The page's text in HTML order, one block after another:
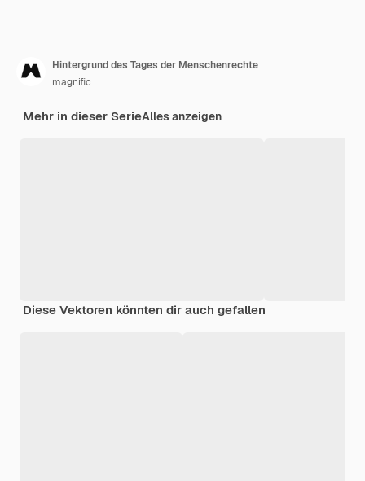
Hintergrund des Tages der Menschenrechte
magnific
Mehr in dieser SerieAlles anzeigen
Diese Vektoren könnten dir auch gefallen